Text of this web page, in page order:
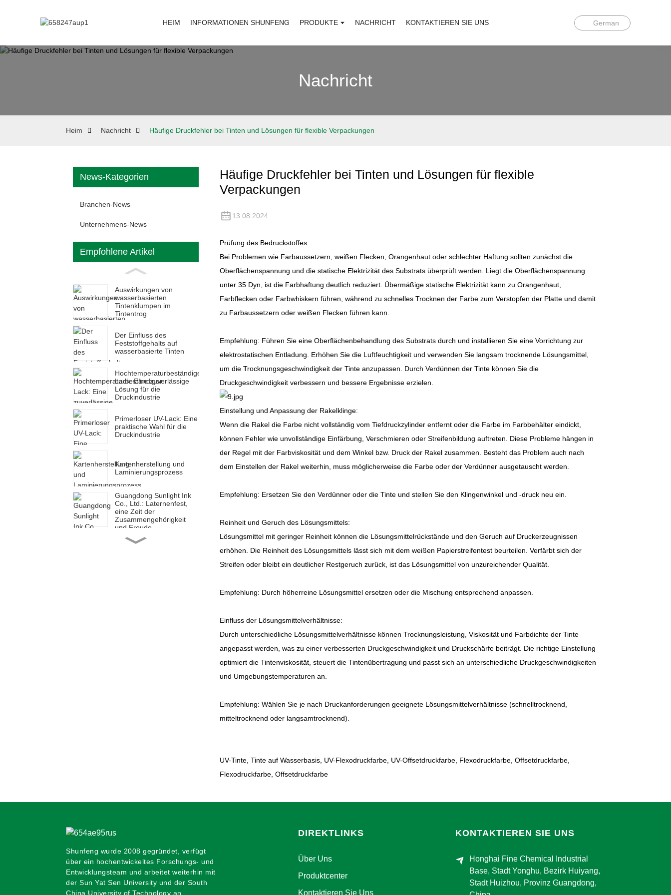
HEIM INFORMATIONEN SHUNFENG PRODUKTE NACHRICHT KONTAKTIEREN SIE UNS German
Nachricht
Heim Nachricht Häufige Druckfehler bei Tinten und Lösungen für flexible Verpackungen
News-Kategorien
Branchen-News
Unternehmens-News
Empfohlene Artikel
Auswirkungen von
wasserbasierten
Tintenklumpen im
Tintentrog
Der Einfluss des
Feststoffgehalts auf
wasserbasierte Tinten
Hochtemperaturbeständiger
Lack: Eine zuverlässige
Lösung für die
Druckindustrie
Primerloser UV-Lack: Eine
praktische Wahl für die
Druckindustrie
Kartenherstellung und
Laminierungsprozess
Guangdong Sunlight Ink
Co., Ltd.: Laternenfest,
eine Zeit der
Zusammengehörigkeit
und Freude
Guangdong Sunlight Ink
Häufige Druckfehler bei Tinten und Lösungen für flexible
Verpackungen
13.08.2024
Prüfung des Bedruckstoffes:
Bei Problemen wie Farbaussetzern, weißen Flecken, Orangenhaut oder schlechter Haftung sollten zunächst die
Oberflächenspannung und die statische Elektrizität des Substrats überprüft werden. Liegt die Oberflächenspannung
unter 35 Dyn, ist die Farbhaftung deutlich reduziert. Übermäßige statische Elektrizität kann zu Orangenhaut,
Farbflecken oder Farbwhiskern führen, während zu schnelles Trocknen der Farbe zum Verstopfen der Platte und damit
zu Farbaussetzern oder weißen Flecken führen kann.
Empfehlung: Führen Sie eine Oberflächenbehandlung des Substrats durch und installieren Sie eine Vorrichtung zur
elektrostatischen Entladung. Erhöhen Sie die Luftfeuchtigkeit und verwenden Sie langsam trocknende Lösungsmittel,
um die Trocknungsgeschwindigkeit der Tinte anzupassen. Durch Verdünnen der Tinte können Sie die
Druckgeschwindigkeit verbessern und bessere Ergebnisse erzielen.
Einstellung und Anpassung der Rakelklinge:
Wenn die Rakel die Farbe nicht vollständig vom Tiefdruckzylinder entfernt oder die Farbe im Farbbehälter eindickt,
können Fehler wie unvollständige Einfärbung, Verschmieren oder Streifenbildung auftreten. Diese Probleme hängen in
der Regel mit der Farbviskosität und dem Winkel bzw. Druck der Rakel zusammen. Besteht das Problem auch nach
dem Einstellen der Rakel weiterhin, muss möglicherweise die Farbe oder der Verdünner ausgetauscht werden.
Empfehlung: Ersetzen Sie den Verdünner oder die Tinte und stellen Sie den Klingenwinkel und -druck neu ein.
Reinheit und Geruch des Lösungsmittels:
Lösungsmittel mit geringer Reinheit können die Lösungsmittelrückstände und den Geruch auf Druckerzeugnissen
erhöhen. Die Reinheit des Lösungsmittels lässt sich mit dem weißen Papierstreifentest beurteilen. Verfärbt sich der
Streifen oder bleibt ein deutlicher Restgeruch zurück, ist das Lösungsmittel von unzureichender Qualität.
Empfehlung: Durch höherreine Lösungsmittel ersetzen oder die Mischung entsprechend anpassen.
Einfluss der Lösungsmittelverhältnisse:
Durch unterschiedliche Lösungsmittelverhältnisse können Trocknungsleistung, Viskosität und Farbdichte der Tinte
angepasst werden, was zu einer verbesserten Druckgeschwindigkeit und Druckschärfe beiträgt. Die richtige Einstellung
optimiert die Tintenviskosität, steuert die Tintenübertragung und passt sich an unterschiedliche Druckgeschwindigkeiten
und Umgebungstemperaturen an.
Empfehlung: Wählen Sie je nach Druckanforderungen geeignete Lösungsmittelverhältnisse (schnelltrocknend,
mitteltrocknend oder langsamtrocknend).
UV-Tinte, Tinte auf Wasserbasis, UV-Flexodruckfarbe, UV-Offsetdruckfarbe, Flexodruckfarbe, Offsetdruckfarbe,
Flexodruckfarbe, Offsetdruckfarbe
Shunfeng wurde 2008 gegründet, verfügt
über ein hochentwickeltes Forschungs- und
Entwicklungsteam und arbeitet weiterhin mit
der Sun Yat Sen University und der South
China University of Technology an
DIREKTLINKS
Über Uns
Produktcenter
Kontaktieren Sie Uns
KONTAKTIEREN SIE UNS
Honghai Fine Chemical Industrial
Base, Stadt Yonghu, Bezirk Huiyang,
Stadt Huizhou, Provinz Guangdong,